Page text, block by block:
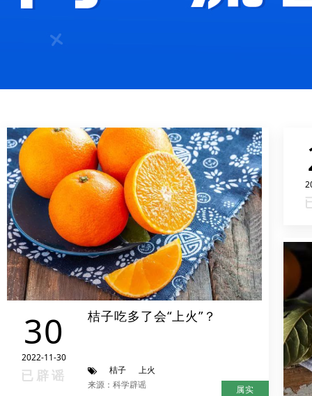
30
2022-11-30
已辟谣
桔子吃多了会“上火”？
桔子
上火
来源：科学辟谣
属实